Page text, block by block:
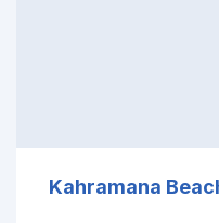
Kahramana